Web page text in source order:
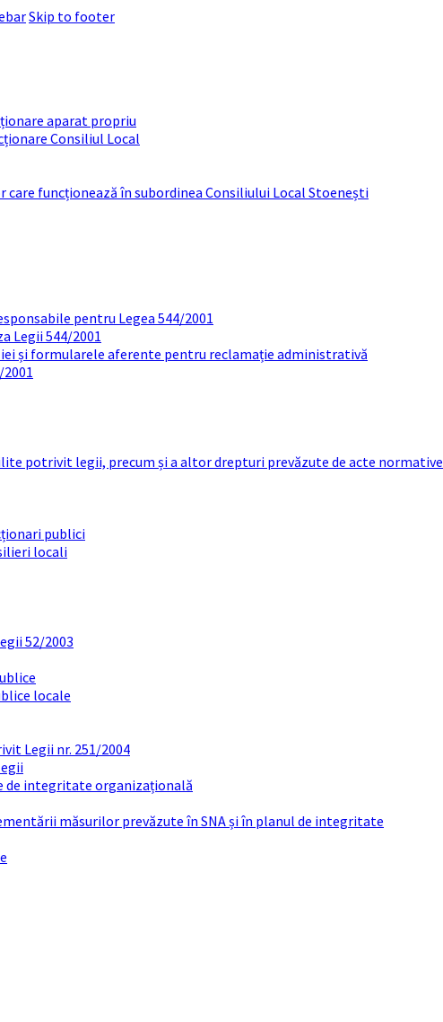
Skip to footer
aparat propriu
Consiliul Local
funcționează în subordinea Consiliului Local Stoenești
pentru Legea 544/2001
Legii 544/2001
și formularele aferente pentru reclamație administrativă
potrivit legii, precum și a altor drepturi prevăzute de acte normative
publici
locali
52/2003
locale
Legii nr. 251/2004
de integritate organizațională
măsurilor prevăzute în SNA și în planul de integritate